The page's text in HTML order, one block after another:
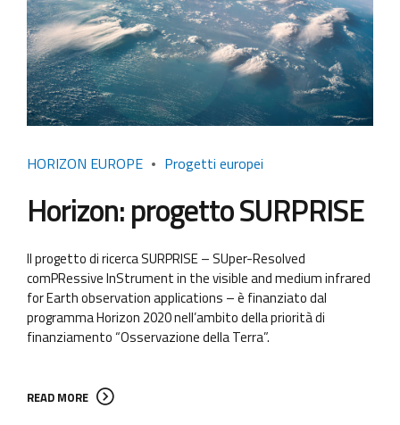
HORIZON EUROPE Progetti europei
Horizon: progetto SURPRISE
Il progetto di ricerca SURPRISE – SUper-Resolved
comPRessive InStrument in the visible and medium infrared
for Earth observation applications – è finanziato dal
programma Horizon 2020 nell’ambito della priorità di
finanziamento “Osservazione della Terra”.
READ MORE